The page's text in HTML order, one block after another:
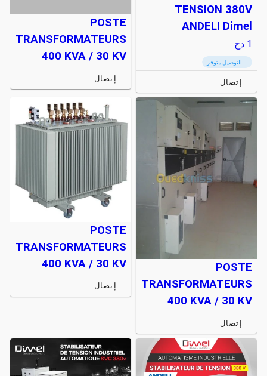
TENSION 380V
ANDELI Dimel
1 دج
التوصيل متوفر
إتصال
POSTE
TRANSFORMATEURS
400 KVA / 30 KV
إتصال
POSTE
TRANSFORMATEURS
400 KVA / 30 KV
إتصال
POSTE
TRANSFORMATEURS
400 KVA / 30 KV
إتصال